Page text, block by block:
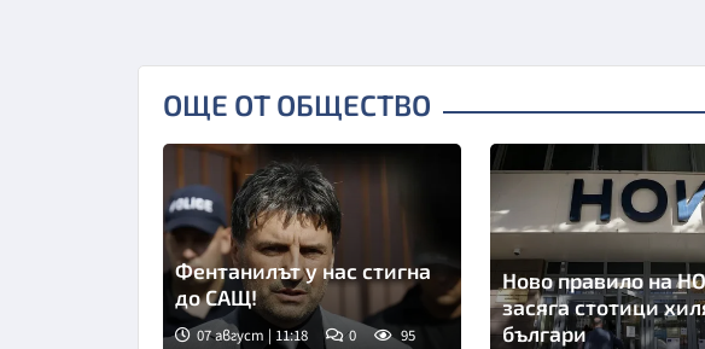
ОЩЕ ОТ ОБЩЕСТВО
Фентанилът у нас стигна
до САЩ!
07 август | 11:18 0 95
Ново правило на
засяга стотици
българи